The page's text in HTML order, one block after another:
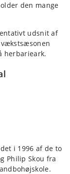
den mange
udsnit af
herbarieark.
i 1996 af de to
Philip Skou fra